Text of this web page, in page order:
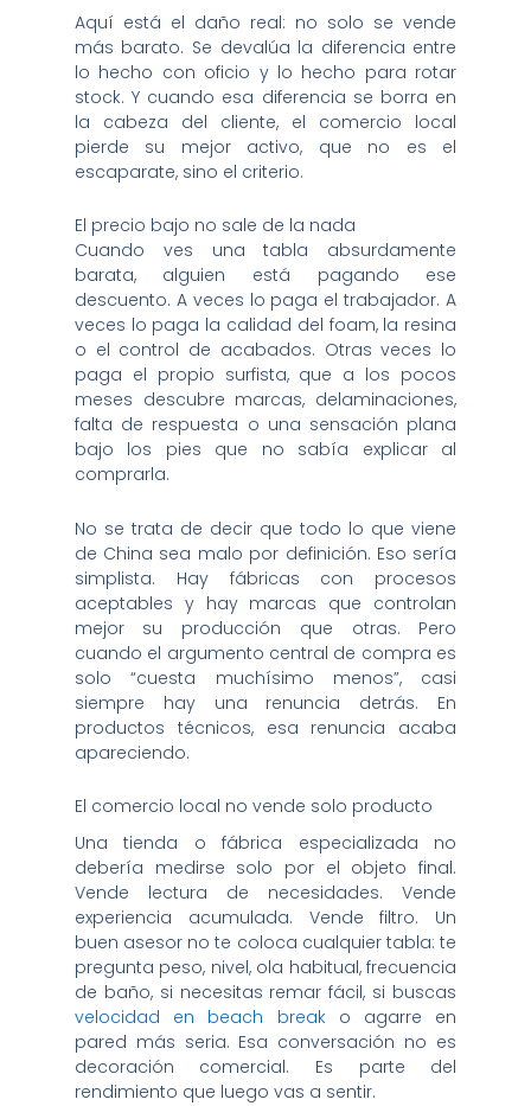
Aquí está el daño real: no solo se vende
más barato. Se devalúa la diferencia entre
lo hecho con oficio y lo hecho para rotar
stock. Y cuando esa diferencia se borra en
la cabeza del cliente, el comercio local
pierde su mejor activo, que no es el
escaparate, sino el criterio.
El precio bajo no sale de la nada
Cuando ves una tabla absurdamente
barata, alguien está pagando ese
descuento. A veces lo paga el trabajador. A
veces lo paga la calidad del foam, la resina
o el control de acabados. Otras veces lo
paga el propio surfista, que a los pocos
meses descubre marcas, delaminaciones,
falta de respuesta o una sensación plana
bajo los pies que no sabía explicar al
comprarla.
No se trata de decir que todo lo que viene
de China sea malo por definición. Eso sería
simplista. Hay fábricas con procesos
aceptables y hay marcas que controlan
mejor su producción que otras. Pero
cuando el argumento central de compra es
solo “cuesta muchísimo menos”, casi
siempre hay una renuncia detrás. En
productos técnicos, esa renuncia acaba
apareciendo.
El comercio local no vende solo producto
Una tienda o fábrica especializada no
debería medirse solo por el objeto final.
Vende lectura de necesidades. Vende
experiencia acumulada. Vende filtro. Un
buen asesor no te coloca cualquier tabla: te
pregunta peso, nivel, ola habitual, frecuencia
de baño, si necesitas remar fácil, si buscas
velocidad en beach breako agarre en
pared más seria. Esa conversación no es
decoración comercial. Es parte del
rendimiento que luego vas a sentir.